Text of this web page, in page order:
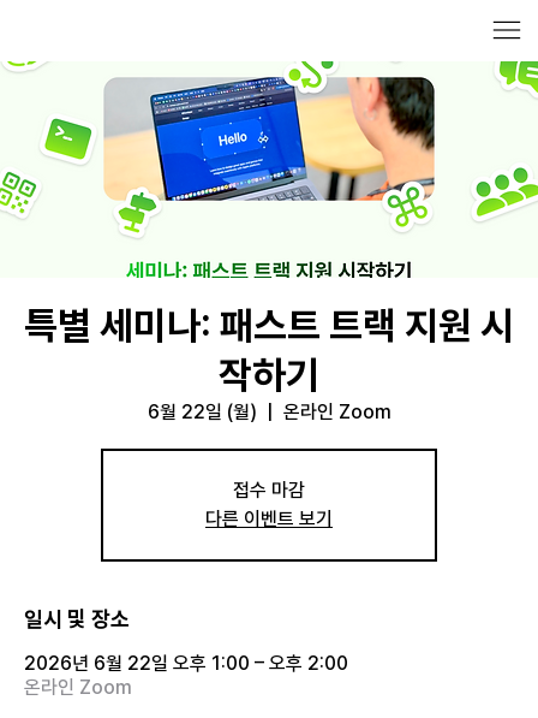
특별 세미나: 패스트 트랙 지원 시
작하기
6월 22일 (월) 온라인 Zoom
접수 마감
다른 이벤트 보기
일시 및 장소
2026년 6월 22일 오후 1:00 – 오후 2:00
온라인 Zoom